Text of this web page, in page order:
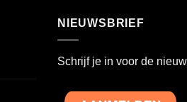
NIEUWSBRIEF
Schrijf je in voor de